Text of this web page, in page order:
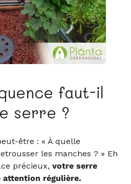
faut-il
serre ?
être : « À quelle
les manches ? » Eh
précieux, votre serre
attention régulière.